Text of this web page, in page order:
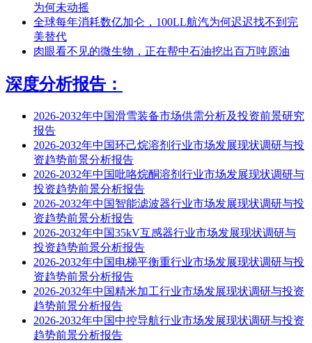
为何未动摇
全球每年消耗数亿加仑，100LL航汽为何迟迟找不到完
美替代
肉眼看不见的微生物，正在帮中石油挖出百万吨原油
深度分析报告：
2026-2032年中国滑雪装备市场供需分析及投资前景研究
报告
2026-2032年中国环己烷溶剂行业市场发展现状调研与投
资趋势前景分析报告
2026-2032年中国吡咯烷酮溶剂行业市场发展现状调研与
投资趋势前景分析报告
2026-2032年中国智能滤波器行业市场发展现状调研与投
资趋势前景分析报告
2026-2032年中国35kV互感器行业市场发展现状调研与
投资趋势前景分析报告
2026-2032年中国电梯平衡重行业市场发展现状调研与投
资趋势前景分析报告
2026-2032年中国精米加工行业市场发展现状调研与投资
趋势前景分析报告
2026-2032年中国中控导航行业市场发展现状调研与投资
趋势前景分析报告